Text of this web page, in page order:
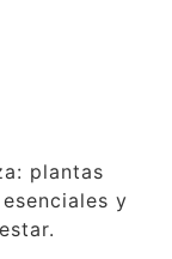
plantas
y